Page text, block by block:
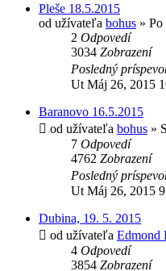
Pleše 18.5.2015
od užívateľa bohus » Po
2 Odpovedí
3034 Zobrazení
Posledný
Ut Máj 26, 2015
Baranovo 16.5.2015
od užívateľa bohus »
7 Odpovedí
4762 Zobrazení
Posledný
Ut Máj 26, 2015
Dubina, 19. 5. 2015
od užívateľa Edmond
4 Odpovedí
3854 Zobrazení